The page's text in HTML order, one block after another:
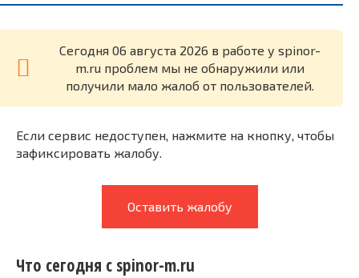
Cегодня 06 августа 2026 в работе у spinor-
m.ru проблем мы не обнаружили или
получили мало жалоб от пользователей.
Если сервис недоступен, нажмите на кнопку, чтобы
зафиксировать жалобу.
Оставить жалобу
Что сегодня с spinor-m.ru